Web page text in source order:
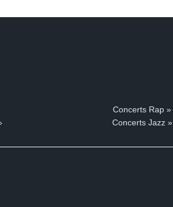
Concerts Rap »
Concerts Jazz »